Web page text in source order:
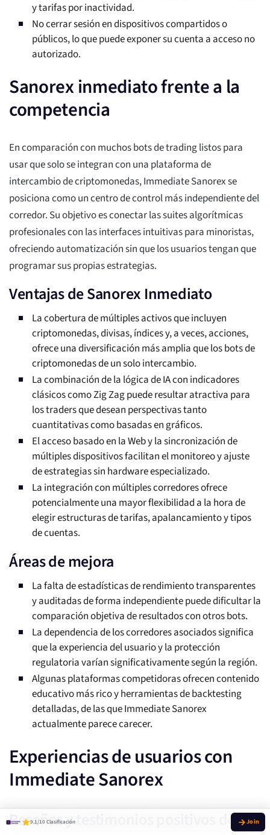
y tarifas por inactividad.
No cerrar sesión en dispositivos compartidos o
públicos, lo que puede exponer su cuenta a acceso no
autorizado.
Sanorex inmediato frente a la
competencia
En comparación con muchos bots de trading listos para
usar que solo se integran con una plataforma de
intercambio de criptomonedas, Immediate Sanorex se
posiciona como un centro de control más independiente del
corredor. Su objetivo es conectar las suites algorítmicas
profesionales con las interfaces intuitivas para minoristas,
ofreciendo automatización sin que los usuarios tengan que
programar sus propias estrategias.
Ventajas de Sanorex Inmediato
La cobertura de múltiples activos que incluyen
criptomonedas, divisas, índices y, a veces, acciones,
ofrece una diversificación más amplia que los bots de
criptomonedas de un solo intercambio.
La combinación de la lógica de IA con indicadores
clásicos como Zig Zag puede resultar atractiva para
los traders que desean perspectivas tanto
cuantitativas como basadas en gráficos.
El acceso basado en la Web y la sincronización de
múltiples dispositivos facilitan el monitoreo y ajuste
de estrategias sin hardware especializado.
La integración con múltiples corredores ofrece
potencialmente una mayor flexibilidad a la hora de
elegir estructuras de tarifas, apalancamiento y tipos
de cuentas.
Áreas de mejora
La falta de estadísticas de rendimiento transparentes
y auditadas de forma independiente puede dificultar la
comparación objetiva de resultados con otros bots.
La dependencia de los corredores asociados significa
que la experiencia del usuario y la protección
regulatoria varían significativamente según la región.
Algunas plataformas competidoras ofrecen contenido
educativo más rico y herramientas de backtesting
detalladas, de las que Immediate Sanorex
actualmente parece carecer.
Experiencias de usuarios con
Immediate Sanorex
Reseñas y testimonios positivos de
9.1/10 Clasificación